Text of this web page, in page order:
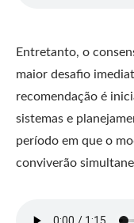
Entretanto, o
maior desafio
recomendação é
sistemas e
período em que o
conviverão